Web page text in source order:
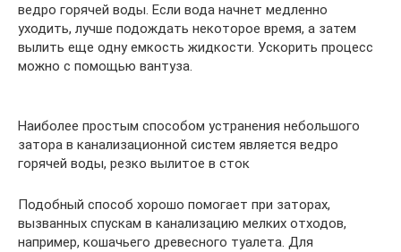
ведро горячей воды. Если вода начнет медленно
уходить, лучше подождать некоторое время, а затем
вылить еще одну емкость жидкости. Ускорить процесс
можно с помощью вантуза.
Наиболее простым способом устранения небольшого
затора в канализационной систем является ведро
горячей воды, резко вылитое в сток
Подобный способ хорошо помогает при заторах,
вызванных спускам в канализацию мелких отходов,
например, кошачьего древесного туалета. Для